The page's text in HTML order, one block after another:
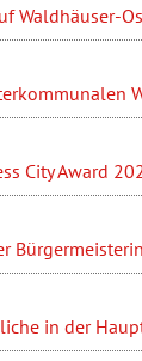
Waldhäuser-
City Award
Bürgermeisterin
in der